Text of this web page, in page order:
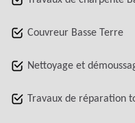
Couvreur Basse Terre
Nettoyage et
Travaux de réparation